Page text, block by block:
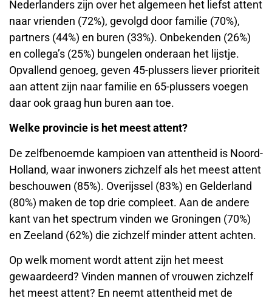
Holland, waar inwoners zichzelf als het meest attent
beschouwen (85%). Overijssel (83%) en Gelderland
(80%) maken de top drie compleet. Aan de andere
kant van het spectrum vinden we Groningen (70%)
en Zeeland (62%) die zichzelf minder attent achten.
Op welk moment wordt attent zijn het meest
het meest attent? En neemt attentheid met de
leeftijd toe of af? Kijk
hier
voor meer resultaten van
het onderzoek
Verantwoording onderzoek
Het onderzoek is uitgevoerd onder bijna 1.000
Nederlanders door middel van een survey in
december 2024.